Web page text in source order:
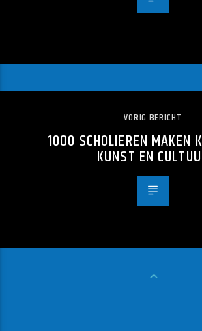
VORIG BERICHT
1000 SCHOLIEREN MAKEN
KUNST EN